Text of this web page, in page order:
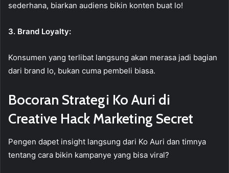
sederhana, biarkan audiens bikin konten buat lo!
3. Brand Loyalty:
Konsumen yang terlibat langsung akan merasa jadi bagian
dari brand lo, bukan cuma pembeli biasa.
Bocoran Strategi Ko Auri di
Creative Hack Marketing Secret
Pengen dapet insight langsung dari Ko Auri dan timnya
tentang cara bikin kampanye yang bisa viral?